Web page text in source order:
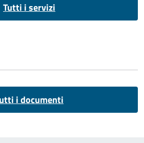
Tutti i servizi
i documenti